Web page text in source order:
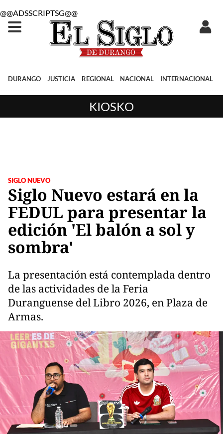
@@ADSSCRIPTSG@@
DURANGO JUSTICIA REGIONAL NACIONAL INTERNACIONAL
KIOSKO
SIGLO NUEVO
Siglo Nuevo estará en la
FEDUL para presentar la
edición 'El balón a sol y
sombra'
La presentación está contemplada dentro
de las actividades de la Feria
Duranguense del Libro 2026, en Plaza de
Armas.